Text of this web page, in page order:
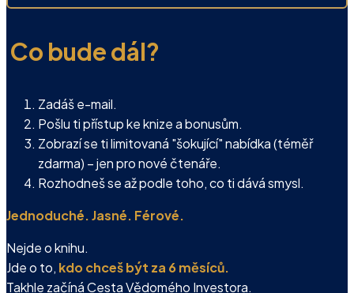
Co bude dál?
Zadáš e-mail.
Pošlu ti přístup ke knize a bonusům.
Zobrazí se ti limitovaná "šokující" nabídka (téměř
zdarma) – jen pro nové čtenáře.
Rozhodneš se až podle toho, co ti dává smysl.
Jednoduché. Jasné. Férové.
Nejde o knihu.
Jde o to, kdo chceš být za 6 měsíců.
Takhle začíná Cesta Vědomého Investora.